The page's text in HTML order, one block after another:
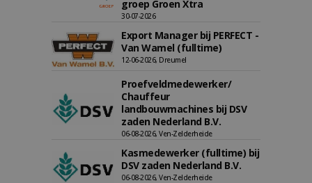
groep Groen Xtra
30-07-2026
Export Manager bij PERFECT -
Van Wamel (fulltime)
12-06-2026, Dreumel
Proefveldmedewerker/
Chauffeur
landbouwmachines bij DSV
zaden Nederland B.V.
06-08-2026, Ven-Zelderheide
Kasmedewerker (fulltime) bij
DSV zaden Nederland B.V.
06-08-2026, Ven-Zelderheide